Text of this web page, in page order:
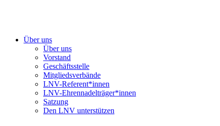
Über uns
Über uns
Vorstand
Geschäftsstelle
Mitgliedsverbände
LNV-Referent*innen
LNV-Ehrennadelträger*innen
Satzung
Den LNV unterstützen